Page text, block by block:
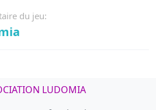
du jeu:
LUDOMIA